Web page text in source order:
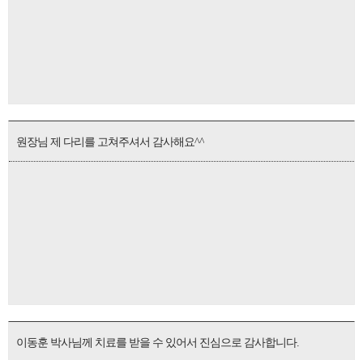
원장님 제 다리를 고쳐주셔서 감사해요^^
이동훈 박사님께 치료를 받을 수 있어서 진심으로 감사합니다.